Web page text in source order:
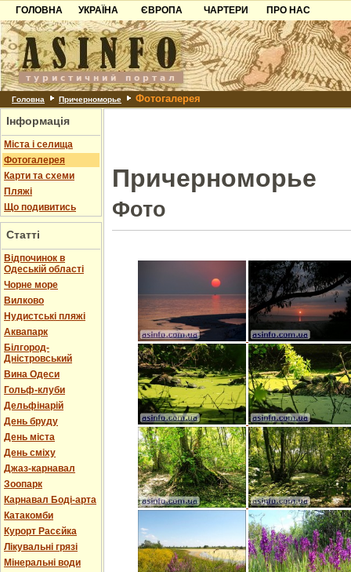
ГОЛОВНА
УКРАЇНА
Карпати
Азов
Причорноморря
Шацьк
ЄВРОПА
Чорногорія
Хорватія
Болгарія
Албанія
ЧАРТЕРИ
ПРО НАС
Контакти
Партнерам
Додати готель
Головна Причерноморье Фотогалерея
Інформація
Міста і селища
Фотогалерея
Карти та схеми
Пляжі
Що подивитись
Статті
Відпочинок в
Одеській області
Чорне море
Вилково
Нудистські пляжі
Аквапарк
Білгород-
Дністровський
Вина Одеси
Гольф-клуби
Дельфінарій
День бруду
День міста
День сміху
Джаз-карнавал
Зоопарк
Карнавал Боді-арта
Катакомби
Курорт Расєйка
Лікувальні грязі
Мінеральні води
Причерноморье
Фото